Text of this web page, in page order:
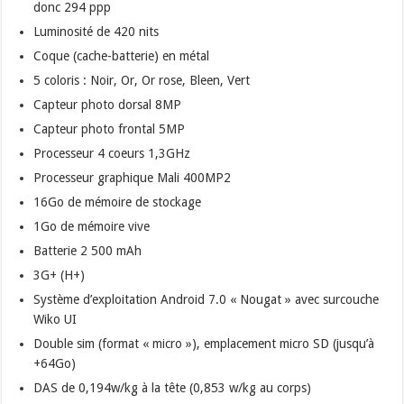
donc 294 ppp
Luminosité de 420 nits
Coque (cache-batterie) en métal
5 coloris : Noir, Or, Or rose, Bleen, Vert
Capteur photo dorsal 8MP
Capteur photo frontal 5MP
Processeur 4 coeurs 1,3GHz
Processeur graphique Mali 400MP2
16Go de mémoire de stockage
1Go de mémoire vive
Batterie 2 500 mAh
3G+ (H+)
Système d’exploitation Android 7.0 « Nougat » avec surcouche
Wiko UI
Double sim (format « micro »), emplacement micro SD (jusqu’à
+64Go)
DAS de 0,194w/kg à la tête (0,853 w/kg au corps)